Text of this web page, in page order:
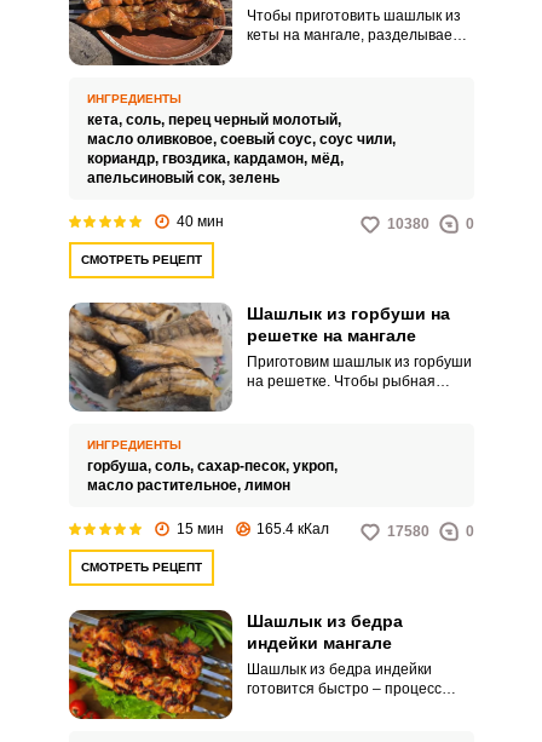
Чтобы приготовить шашлык из
кеты на мангале, разделываем
помещаем на мангал.
ИНГРЕДИЕНТЫ
кета, соль, перец черный молотый,
масло оливковое, соевый соус, соус чили,
кориандр, гвоздика, кардамон, мёд,
апельсиновый сок, зелень
40 мин 10380 0
СМОТРЕТЬ РЕЦЕПТ
Шашлык из горбуши на
решетке на мангале
Приготовим шашлык из горбуши
на решетке. Чтобы рыбная
ИНГРЕДИЕНТЫ
горбуша, соль, сахар-песок, укроп,
масло растительное, лимон
15 мин 165.4 кКал 17580 0
СМОТРЕТЬ РЕЦЕПТ
Шашлык из бедра
индейки мангале
Шашлык из бедра индейки
готовится быстро – процесс